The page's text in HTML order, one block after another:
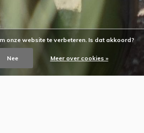
onze website te verbeteren. Is dat akkoord?
Nee Meer over cookies »